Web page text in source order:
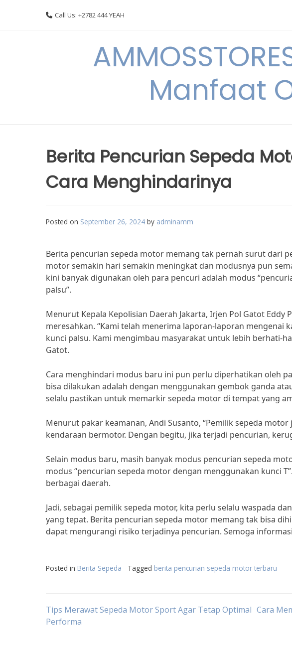
Call Us: +2782 444 YEAH
Manfaat
Berita Pencurian Sepeda
Cara Menghindarinya
Posted on September 26, 2024 by adminamm
Berita pencurian sepeda motor memang tak pernah surut dari
motor semakin hari semakin meningkat dan modusnya pun
kini banyak digunakan oleh para pencuri adalah modus
palsu”.
Menurut Kepala Kepolisian Daerah Jakarta, Irjen Pol Gatot
meresahkan. “Kami telah menerima laporan-laporan mengenai
kunci palsu. Kami mengimbau masyarakat untuk lebih berhati-
Gatot.
Cara menghindari modus baru ini pun perlu diperhatikan oleh
bisa dilakukan adalah dengan menggunakan gembok ganda
selalu pastikan untuk memarkir sepeda motor di tempat yang
Menurut pakar keamanan, Andi Susanto, “Pemilik sepeda
kendaraan bermotor. Dengan begitu, jika terjadi pencurian,
Selain modus baru, masih banyak modus pencurian sepeda
modus “pencurian sepeda motor dengan menggunakan kunci
berbagai daerah.
Jadi, sebagai pemilik sepeda motor, kita perlu selalu waspada
yang tepat. Berita pencurian sepeda motor memang tak bisa
dapat mengurangi risiko terjadinya pencurian. Semoga
Posted in Berita Sepeda Tagged berita pencurian sepeda motor terbaru
Post
Tips Merawat Sepeda Motor Sport Agar Tetap Optimal
Performa
Cara